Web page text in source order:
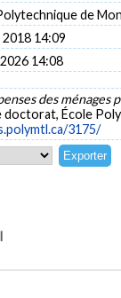
de
14:09
14:08
des
doctorat, École
3175/